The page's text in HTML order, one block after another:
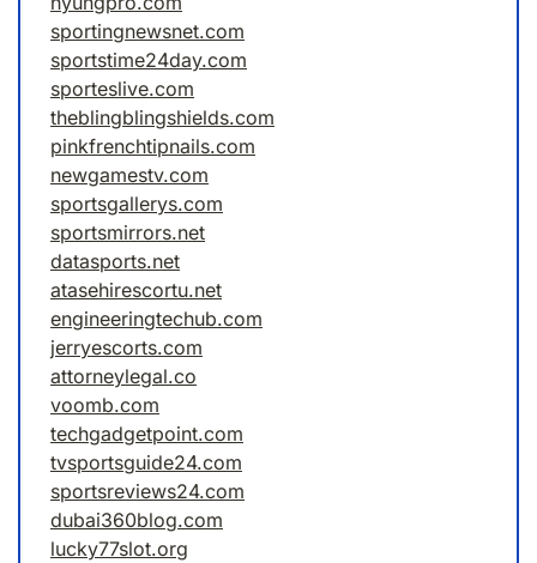
sportingnewsnet.com
sportstime24day.com
sporteslive.com
theblingblingshields.com
pinkfrenchtipnails.com
newgamestv.com
sportsgallerys.com
sportsmirrors.net
datasports.net
atasehirescortu.net
engineeringtechub.com
jerryescorts.com
attorneylegal.co
voomb.com
techgadgetpoint.com
tvsportsguide24.com
sportsreviews24.com
dubai360blog.com
lucky77slot.org